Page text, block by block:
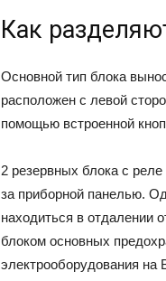
Как
Основной тип блока
расположен с левой
помощью встроенной
2 резервных блока с
за приборной панелью.
находиться в отдалении
блоком основных
электрооборудования на